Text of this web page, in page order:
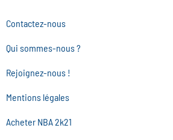
Contactez-nous
Qui sommes-nous ?
Rejoignez-nous !
Mentions légales
Acheter NBA 2k21